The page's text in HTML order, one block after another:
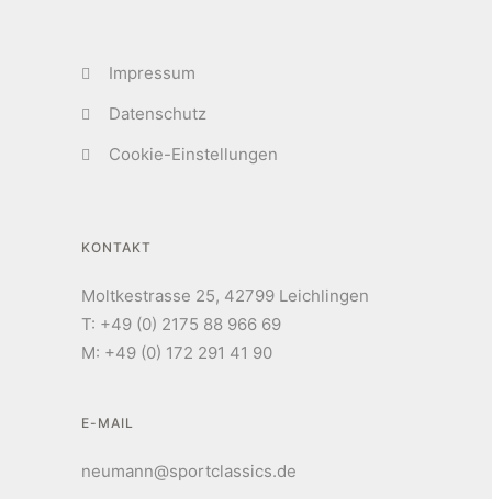
Impressum
Datenschutz
Cookie-Einstellungen
KONTAKT
Moltkestrasse 25, 42799 Leichlingen
T: +49 (0) 2175 88 966 69
M: +49 (0) 172 291 41 90
E-MAIL
neumann@sportclassics.de